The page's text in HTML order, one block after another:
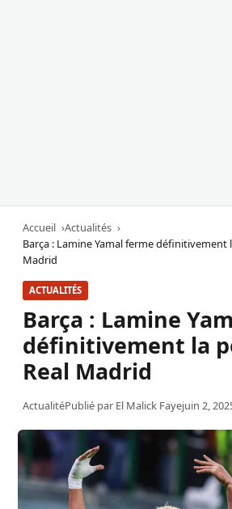
Accueil
Actualités
Barça : Lamine Yamal ferme définitivement
Madrid
ACTUALITÉS
Barça : Lamine
définitivement la
Real Madrid
ActualitéPublié par El Malick Fayejuin 2,